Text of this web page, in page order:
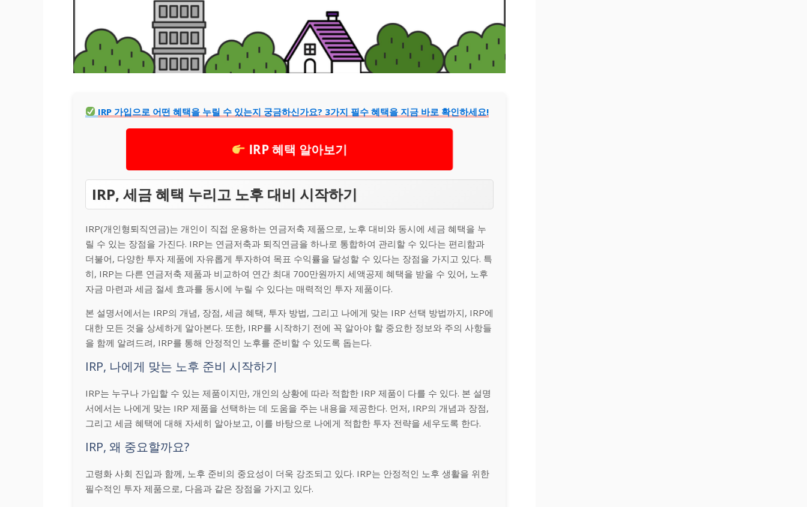
IRP 가입으로 어떤 혜택을 누릴 수 있는지 궁금하신가요? 3가지 필수 혜택을 지금 바로 확인하세요!
IRP 혜택 알아보기
IRP, 세금 혜택 누리고 노후 대비 시작하기
IRP(개인형퇴직연금)는 개인이 직접 운용하는 연금저축 제품으로, 노후 대비와 동시에 세금 혜택을 누
릴 수 있는 장점을 가진다. IRP는 연금저축과 퇴직연금을 하나로 통합하여 관리할 수 있다는 편리함과
더불어, 다양한 투자 제품에 자유롭게 투자하여 목표 수익률을 달성할 수 있다는 장점을 가지고 있다. 특
히, IRP는 다른 연금저축 제품과 비교하여 연간 최대 700만원까지 세액공제 혜택을 받을 수 있어, 노후
자금 마련과 세금 절세 효과를 동시에 누릴 수 있다는 매력적인 투자 제품이다.
본 설명서에서는 IRP의 개념, 장점, 세금 혜택, 투자 방법, 그리고 나에게 맞는 IRP 선택 방법까지, IRP에
대한 모든 것을 상세하게 알아본다. 또한, IRP를 시작하기 전에 꼭 알아야 할 중요한 정보와 주의 사항들
을 함께 알려드려, IRP를 통해 안정적인 노후를 준비할 수 있도록 돕는다.
IRP, 나에게 맞는 노후 준비 시작하기
IRP는 누구나 가입할 수 있는 제품이지만, 개인의 상황에 따라 적합한 IRP 제품이 다를 수 있다. 본 설명
서에서는 나에게 맞는 IRP 제품을 선택하는 데 도움을 주는 내용을 제공한다. 먼저, IRP의 개념과 장점,
그리고 세금 혜택에 대해 자세히 알아보고, 이를 바탕으로 나에게 적합한 투자 전략을 세우도록 한다.
IRP, 왜 중요할까요?
고령화 사회 진입과 함께, 노후 준비의 중요성이 더욱 강조되고 있다. IRP는 안정적인 노후 생활을 위한
필수적인 투자 제품으로, 다음과 같은 장점을 가지고 있다.